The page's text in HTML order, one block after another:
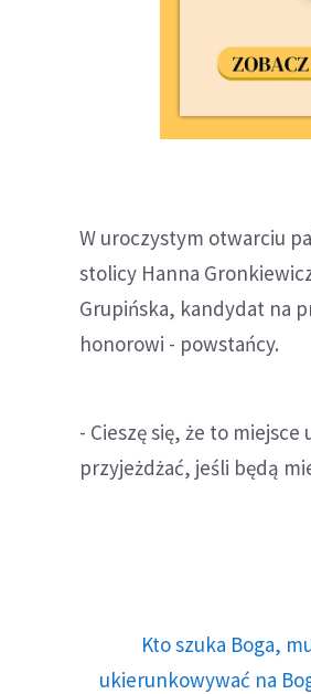
W uroczystym otwarciu
stolicy Hanna
Grupińska, kandydat na
honorowi - powstańcy.
- Cieszę się, że to
przyjeżdżać, jeśli będą
Kto szuka Boga,
ukierunkowywać na